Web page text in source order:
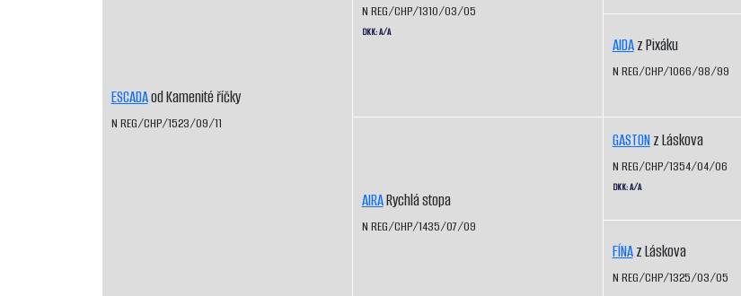
ESCADAod Kamenité říčky
N REG/CHP/1523/09/11
N REG/CHP/1310/03/05
DKK: A/A
AIRARychlá stopa
N REG/CHP/1435/07/09
AIDAz Pixáku
N REG/CHP/1066/98/99
GASTONz Láskova
N REG/CHP/1354/04/06
DKK: A/A
FÍNAz Láskova
N REG/CHP/1325/03/05